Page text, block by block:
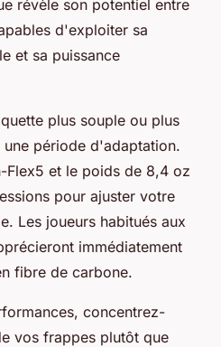
révèle son potentiel entre
d'exploiter sa
et sa puissance
plus souple ou plus
période d'adaptation.
Flex5 et le poids de 8,4 oz
pour ajuster votre
Les joueurs habitués aux
immédiatement
fibre de carbone.
concentrez-
vos frappes plutôt que